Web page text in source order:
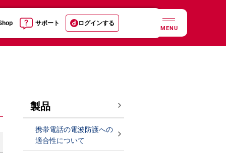
サポート ログインする
MENU
製品
携帯電話の電波防護への
適合性について